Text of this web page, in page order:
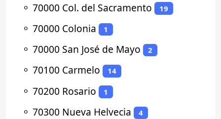
⚬ 70000 Col. del Sacramento 19
⚬ 70000 Colonia 1
⚬ 70000 San José de Mayo 2
⚬ 70100 Carmelo 14
⚬ 70200 Rosario 1
⚬ 70300 Nueva Helvecia 4